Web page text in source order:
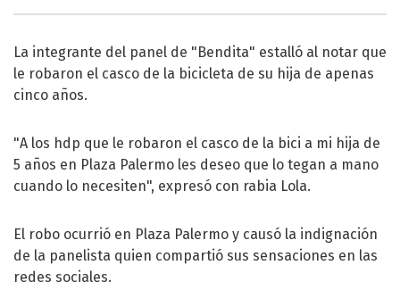
La integrante del panel de "Bendita" estalló al notar que
le robaron el casco de la bicicleta de su hija de apenas
cinco años.
"A los hdp que le robaron el casco de la bici a mi hija de
5 años en Plaza Palermo les deseo que lo tegan a mano
cuando lo necesiten", expresó con rabia Lola.
El robo ocurrió en Plaza Palermo y causó la indignación
de la panelista quien compartió sus sensaciones en las
redes sociales.